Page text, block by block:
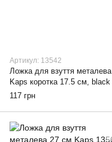
Артикул: 13542
Ложка для взуття металева
Kaps коротка 17.5 см, black
117 грн